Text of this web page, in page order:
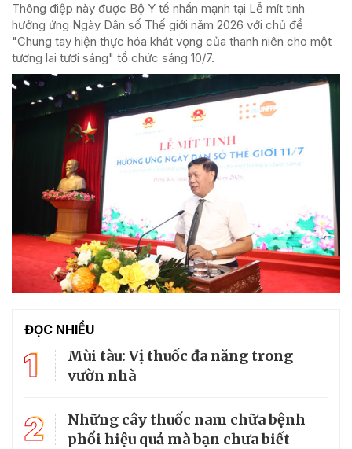
Thông điệp này được Bộ Y tế nhấn mạnh tại Lễ mít tinh
hưởng ứng Ngày Dân số Thế giới năm 2026 với chủ đề
"Chung tay hiện thực hóa khát vọng của thanh niên cho một
tương lai tươi sáng" tổ chức sáng 10/7.
ĐỌC NHIỀU
1
Mùi tàu: Vị thuốc đa năng trong
vườn nhà
2
Những cây thuốc nam chữa bệnh
phổi hiệu quả mà bạn chưa biết